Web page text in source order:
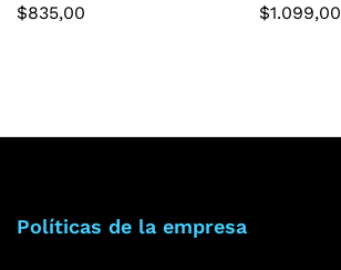
$835,00 $1.099,00
Políticas de la empresa